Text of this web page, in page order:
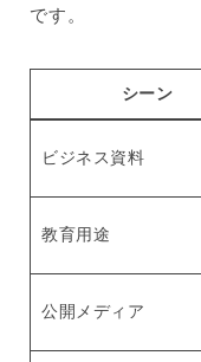
です。
シーン
ビジネス資料
教育用途
公開メディア